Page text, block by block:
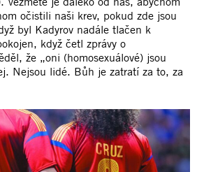
očistili naši krev, pokud zde jsou
byl Kadyrov nadále tlačen k
když četl zprávy o
že „oni (homosexuálové) jsou
Nejsou lidé. Bůh je zatratí za to, za